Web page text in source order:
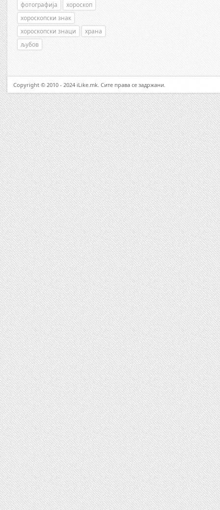
фотографија
хороскоп
хороскопски знак
хороскопски знаци
храна
љубов
Copyright © 2010 - 2024 iLike.mk. Сите права се задржани.